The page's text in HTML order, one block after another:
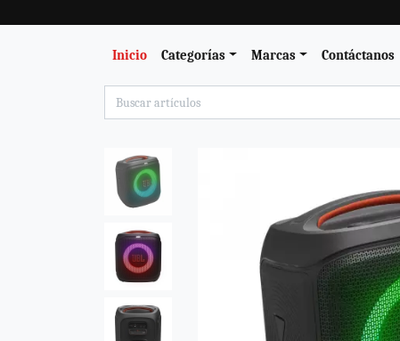
Inicio Categorías Marcas Contáctanos